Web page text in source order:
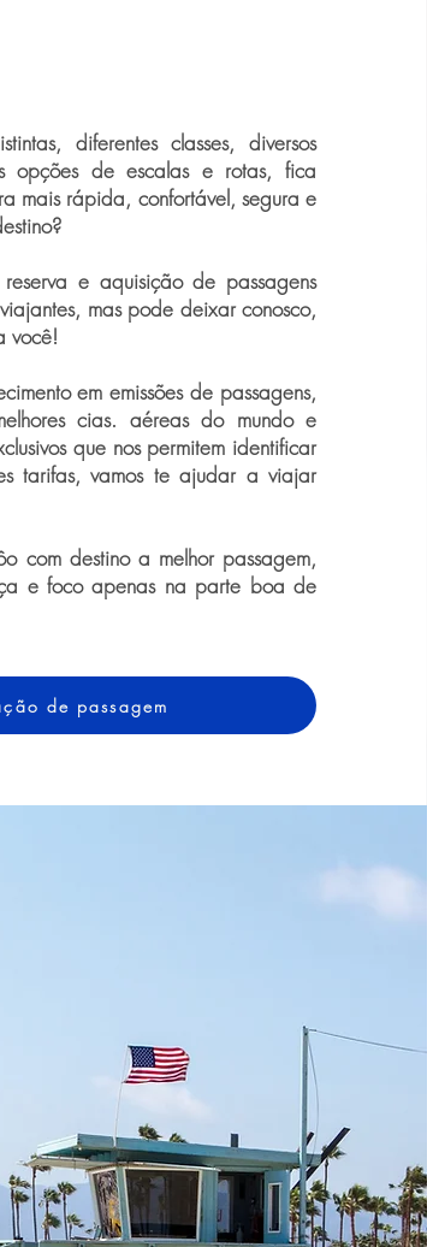
diferentes classes, diversos
opções de escalas e rotas, fica
mais rápida, confortável, segura e
e aquisição de passagens
mas pode deixar conosco,
você!
em emissões de passagens,
cias. aéreas do mundo e
que nos permitem identificar
tarifas, vamos te ajudar a viajar
com destino a melhor passagem,
e foco apenas na parte boa de
de passagem